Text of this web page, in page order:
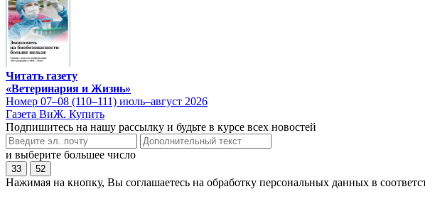
Читать газету
«Ветеринария и Жизнь»
Номер 07–08 (110–111) июль–август 2026
Газета ВиЖ. Купить
Подпишитесь на нашу рассылку и будьте в курсе всех новостей
и выберите большее число
33 52
Нажимая на кнопку, Вы соглашаетесь на обработку персональных данных в